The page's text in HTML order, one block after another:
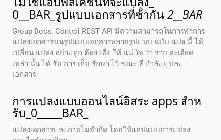
0__BAR_รูปแบบเอกสารที่ซ้ํากัน2__BAR
Group Docs. Control REST API มีความสามารถในการทําการ
แปลงเอกสารบนรูปแบบเอกสารหลายรูปแบบ ฉบับ แปล นี้ ได้
เปลี่ยน แปลง อย่าง ถูก ต้อง เพื่อ ให้ แน่ ใจ ว่า ราย ละเอียด
เหล่า นั้น ได้ รับ การ เก็บ รักษา ไว้ ขณะ ที่ กําลัง แปลง
เอกสาร.
การแปลงแบบออนไลน์อิสระ apps สําห
รับ_0_____BAR_
แปลงเอกสารและภาพไม่จํากัด โดยใช้แอปแบบการแปลง